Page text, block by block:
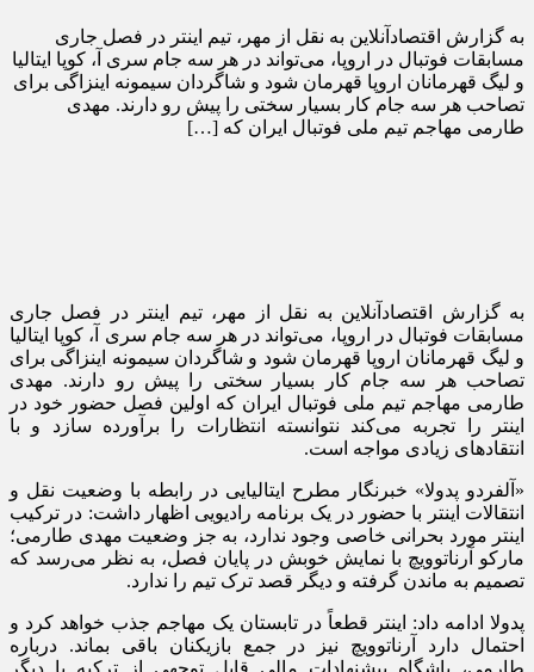
به گزارش اقتصادآنلاین به نقل از مهر، تیم اینتر در فصل جاری
مسابقات فوتبال در اروپا، می‌تواند در هر سه جام سری آ، کوپا ایتالیا
و لیگ قهرمانان اروپا قهرمان شود و شاگردان سیمونه اینزاگی برای
تصاحب هر سه جام کار بسیار سختی را پیش رو دارند. مهدی
طارمی مهاجم تیم ملی فوتبال ایران که […]
به گزارش اقتصادآنلاین به نقل از مهر، تیم اینتر در فصل جاری
مسابقات فوتبال در اروپا، می‌تواند در هر سه جام سری آ، کوپا ایتالیا
و لیگ قهرمانان اروپا قهرمان شود و شاگردان سیمونه اینزاگی برای
تصاحب هر سه جام کار بسیار سختی را پیش رو دارند. مهدی
طارمی مهاجم تیم ملی فوتبال ایران که اولین فصل حضور خود در
اینتر را تجربه می‌کند نتوانسته انتظارات را برآورده سازد و با
انتقادهای زیادی مواجه است.
«آلفردو پدولا» خبرنگار مطرح ایتالیایی در رابطه با وضعیت نقل و
انتقالات اینتر با حضور در یک برنامه رادیویی اظهار داشت: در ترکیب
اینتر مورد بحرانی خاصی وجود ندارد، به جز وضعیت مهدی طارمی؛
مارکو آرناتوویچ با نمایش خوبش در پایان فصل، به نظر می‌رسد که
تصمیم به ماندن گرفته و دیگر قصد ترک تیم را ندارد.
پدولا ادامه داد: اینتر قطعاً در تابستان یک مهاجم جذب خواهد کرد و
احتمال دارد آرناتوویچ نیز در جمع بازیکنان باقی بماند. درباره
طارمی، باشگاه پیشنهادات مالی قابل توجهی از ترکیه یا دیگر